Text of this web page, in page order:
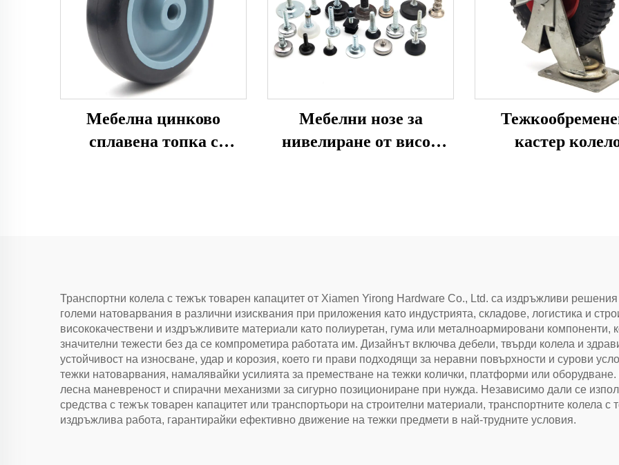
Мебелна цинково
сплавена топка с
Мебелни нозе за
нивелиране от висок
кастер
Транспортни колела с тежък товарен капацитет от Xiamen Yirong Hardware Co., Ltd. са издръжливи
големи натоварвания в различни изисквания при приложения като индустрията, складове, логистика и
висококачествени и издръжливите материали като полиуретан, гума или металноармировани компоненти,
значителни тежести без да се компрометира работата им. Дизайнът включва дебели, твърди колела и
устойчивост на износване, удар и корозия, което ги прави подходящи за неравни повърхности и сурови
тежки натоварвания, намалявайки усилията за преместване на тежки колички, платформи или
лесна маневреност и спирачни механизми за сигурно позициониране при нужда. Независимо дали се
средства с тежък товарен капацитет или транспортьори на строителни материали, транспортните колела
издръжлива работа, гарантирайки ефективно движение на тежки предмети в най-трудните условия.